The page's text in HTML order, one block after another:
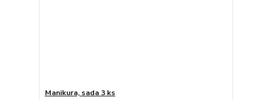
Manikura, sada 3 ks